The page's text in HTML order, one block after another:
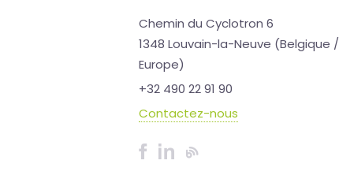
Chemin du Cyclotron 6
1348 Louvain-la-Neuve (Belgique /
Europe)
+32 490 22 91 90
Contactez-nous